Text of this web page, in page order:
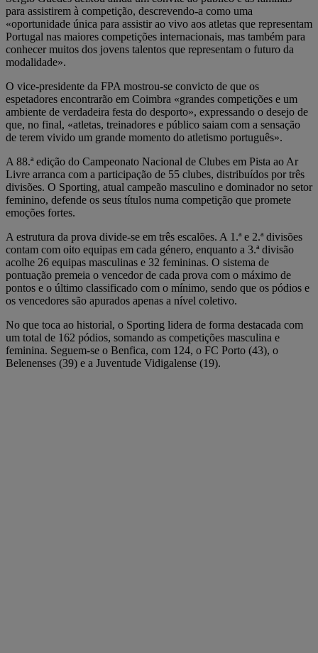
para assistirem à competição, descrevendo-a como uma
«oportunidade única para assistir ao vivo aos atletas que representam
Portugal nas maiores competições internacionais, mas também para
conhecer muitos dos jovens talentos que representam o futuro da
modalidade».
O vice-presidente da FPA mostrou-se convicto de que os
espetadores encontrarão em Coimbra «grandes competições e um
ambiente de verdadeira festa do desporto», expressando o desejo de
que, no final, «atletas, treinadores e público saiam com a sensação
de terem vivido um grande momento do atletismo português».
A 88.ª edição do Campeonato Nacional de Clubes em Pista ao Ar
Livre arranca com a participação de 55 clubes, distribuídos por três
divisões. O Sporting, atual campeão masculino e dominador no setor
feminino, defende os seus títulos numa competição que promete
emoções fortes.
A estrutura da prova divide-se em três escalões. A 1.ª e 2.ª divisões
contam com oito equipas em cada género, enquanto a 3.ª divisão
acolhe 26 equipas masculinas e 32 femininas. O sistema de
pontuação premeia o vencedor de cada prova com o máximo de
pontos e o último classificado com o mínimo, sendo que os pódios e
os vencedores são apurados apenas a nível coletivo.
No que toca ao historial, o Sporting lidera de forma destacada com
um total de 162 pódios, somando as competições masculina e
feminina. Seguem-se o Benfica, com 124, o FC Porto (43), o
Belenenses (39) e a Juventude Vidigalense (19).